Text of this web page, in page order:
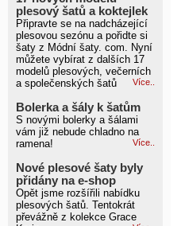
plesový šatů a koktejlek
Připravte se na nadcházející
plesovou sezónu a pořidte si
šaty z Módní šaty. com. Nyní
můžete vybírat z dalších 17
modelů plesových, večerních
a společenských šatů
Více..
Bolerka a šály k šatům
S novými bolerky a šálami
vám již nebude chladno na
ramena!
Více..
Nové plesové šaty byly
přidány na e-shop
Opět jsme rozšířili nabídku
plesových šatů. Tentokrát
převážně z kolekce Grace